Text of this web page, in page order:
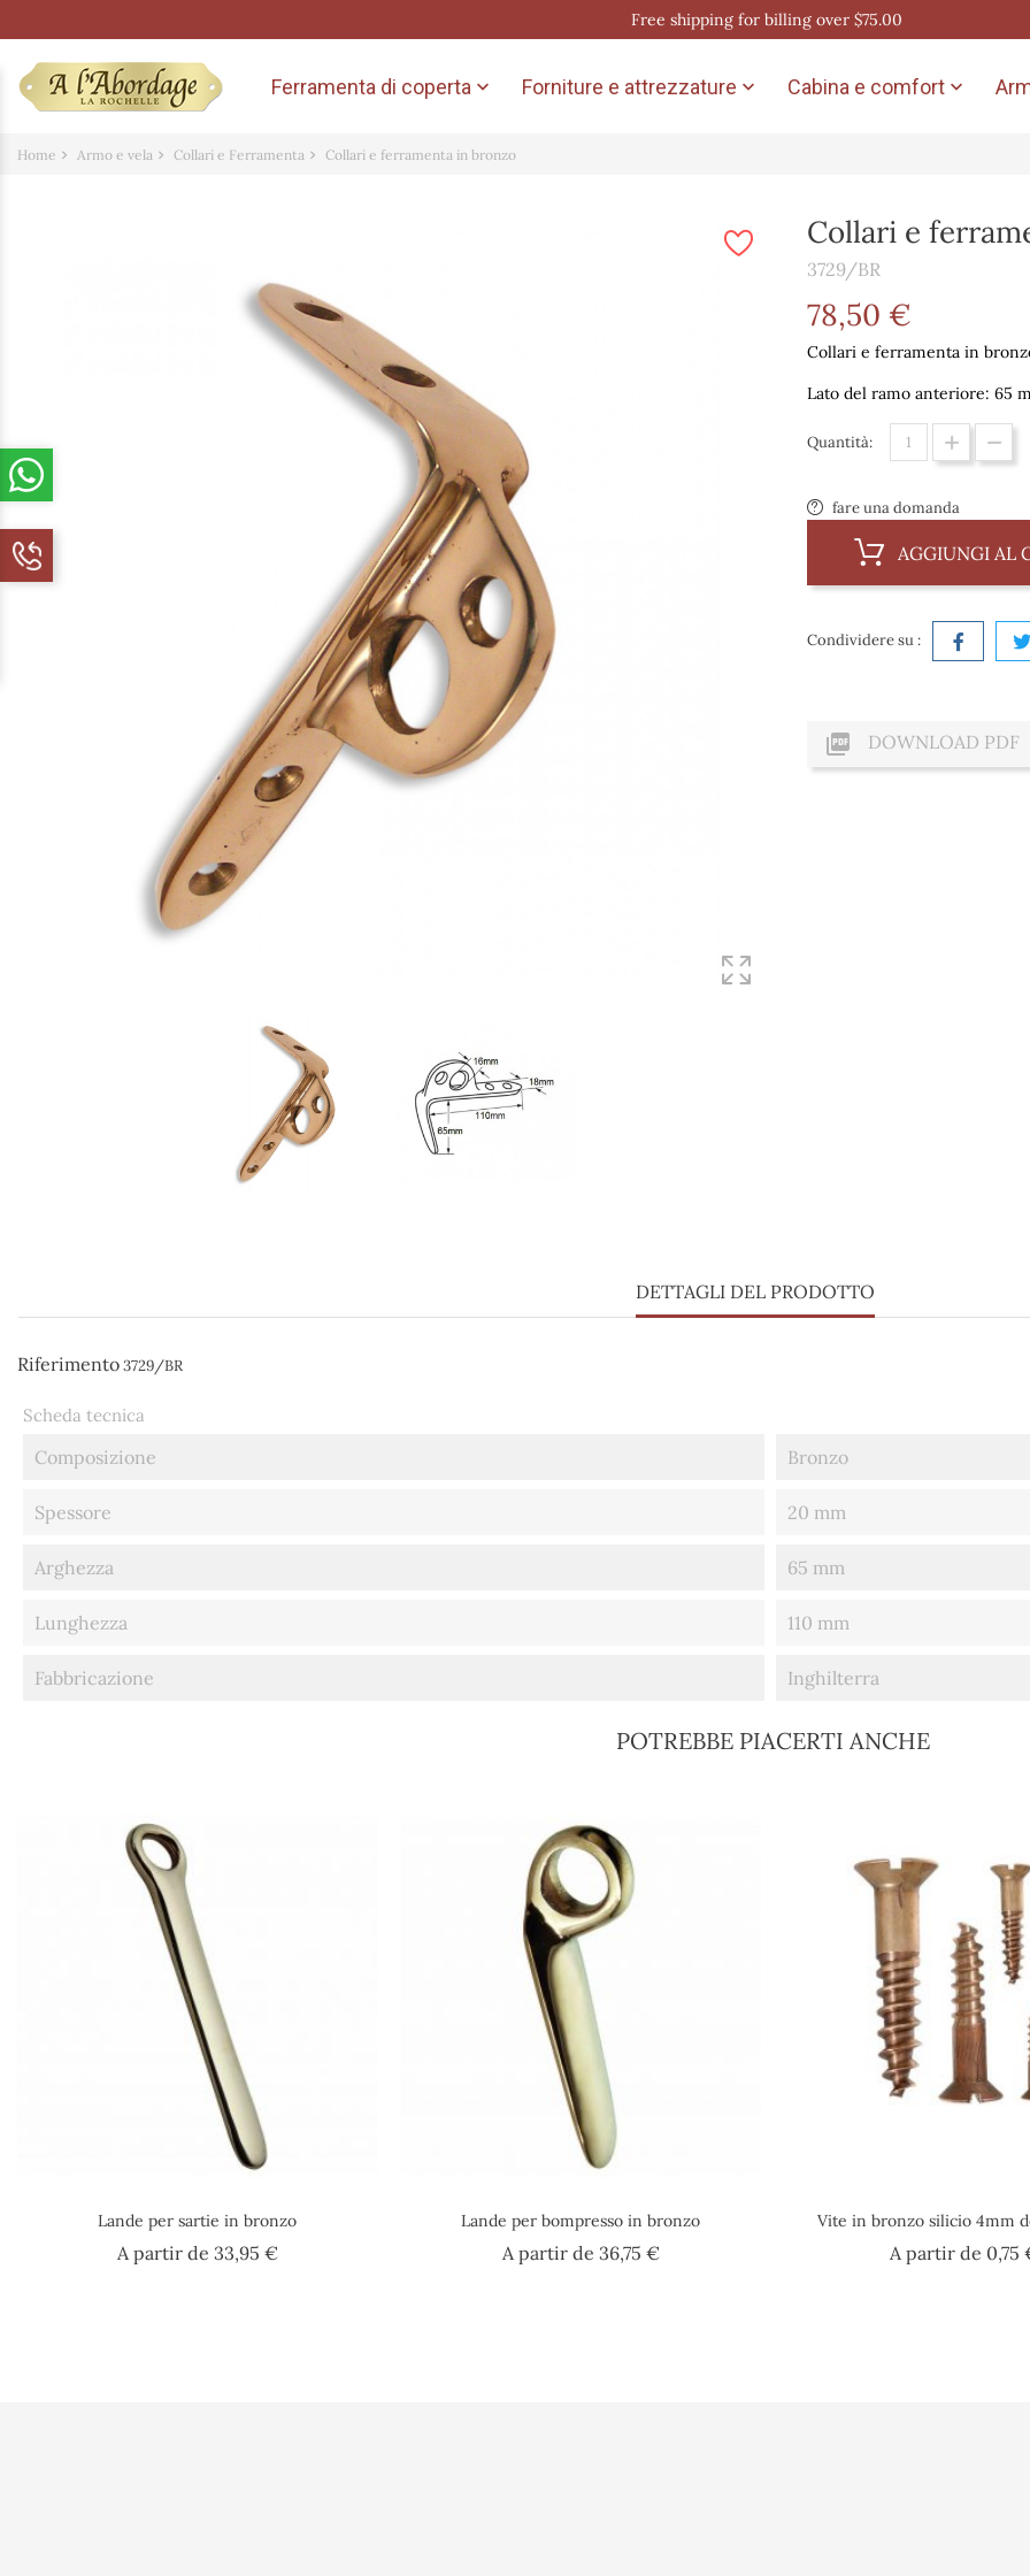
Free shipping for billing over $75.00
Ferramenta di coperta  Forniture e attrezzature  Cabina e comfort 
Home Armo e vela Collari e Ferramenta Collari e ferramenta in bronzo
Collari e
3729/BR
78,50 €
Collari e ferramenta in
Lato del ramo anteriore: 65
Quantità:
fare una domanda
AGGIUNGI AL
Condividere su :
 DOWNLOAD PDF
DETTAGLI DEL PRODOTTO
Riferimento3729/BR
Scheda tecnica
Composizione Bronzo
Spessore 20 mm
Arghezza 65 mm
Lunghezza 110 mm
Fabbricazione Inghilterra
POTREBBE PIACERTI ANCHE
Lande per sartie in bronzo
A partir de 33,95 €Prezzo
Lande per bompresso in bronzo
A partir de 36,75 €Prezzo
Vite in bronzo silicio 4mm
A partir de 0,75